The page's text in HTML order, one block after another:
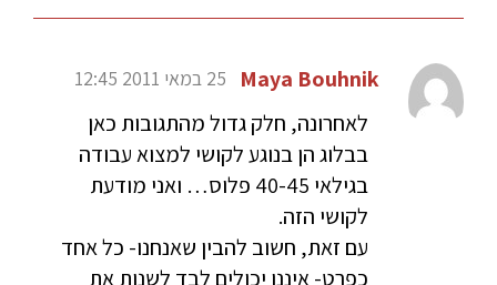
Maya Bouhnik 25 במאי 2011 12:45
לאחרונה, חלק גדול מהתגובות כאן
בבלוג הן בנוגע לקושי למצוא עבודה
בגילאי 40-45 פלוס… ואני מודעת
לקושי הזה.
עם זאת, חשוב להבין שאנחנו- כל אחד
כפרט- איננו יכולים לבד לשנות את